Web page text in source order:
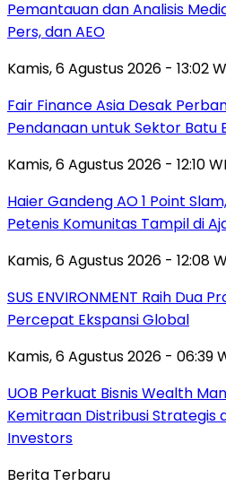
Pemantauan dan Analisis
Pers, dan AEO
Kamis, 6 Agustus 2026 - 13:02
Fair Finance Asia Desak
Pendanaan untuk Sektor Batu
Kamis, 6 Agustus 2026 - 12:10
Haier Gandeng AO 1 Point
Petenis Komunitas Tampil di
Kamis, 6 Agustus 2026 - 12:08
SUS ENVIRONMENT Raih Dua
Percepat Ekspansi Global
Kamis, 6 Agustus 2026 - 06:39
UOB Perkuat Bisnis Wealth
Kemitraan Distribusi Strategis
Investors
Berita Terbaru